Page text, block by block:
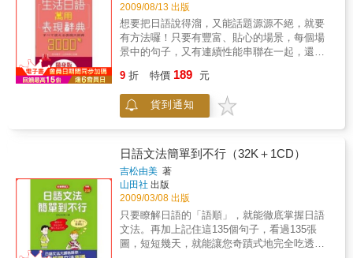
2009/08/13 出版
想要把日語說得溜，又能話題源源不絕，就要
有方法囉！只要有豐富、貼心的場景，每個場
景中的句子，又有連續性能串聯在一起，還有
用表現」才是關鍵的KEY。內容有：一、一天
的日課—早、中、晚二、家族—家人、祖父
母、父母、兄弟姊妹、兒女、親戚三、外表—
喜歡的事、不喜歡的事、心情五、言行、感受
—禮儀、社交、應和、反問、困惑、高興、自
信、答應、拒絕、婉轉、贊成、反對、不滿、
抱怨、驚訝、詢問、安慰、鼓勵、要求六、朋
友—自我介紹、交朋友、好友、吵架、談論朋
友七、愛—戀愛、分離、結婚八、嗜好—登
山、讀書、電腦．網路、音樂、樂器、電視、
電影、唱歌、跳舞、畫圖、攝影九、運動—運
9 折 特價 189 元
貨到通知
日語文法簡單到不行（32K＋1CD）
吉松由美 著
山田社 出版
2009/03/08 出版
只要瞭解日語的「語順」，就能徹底掌握日語
文法。再加上記住這135個句子，看過135張
圖，短短幾天，就能讓您奇蹟式地完全吃透初